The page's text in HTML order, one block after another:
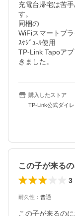
充電台帰宅は苦
す。
同梱の
WiFiスマートプ
ｽｹｼﾞｭ-ﾙ使用
TP-Link Tapoア
きました。
購入したストア
TP-Link公式ダイレ
3
耐久性 ： 普通
この子が来るの